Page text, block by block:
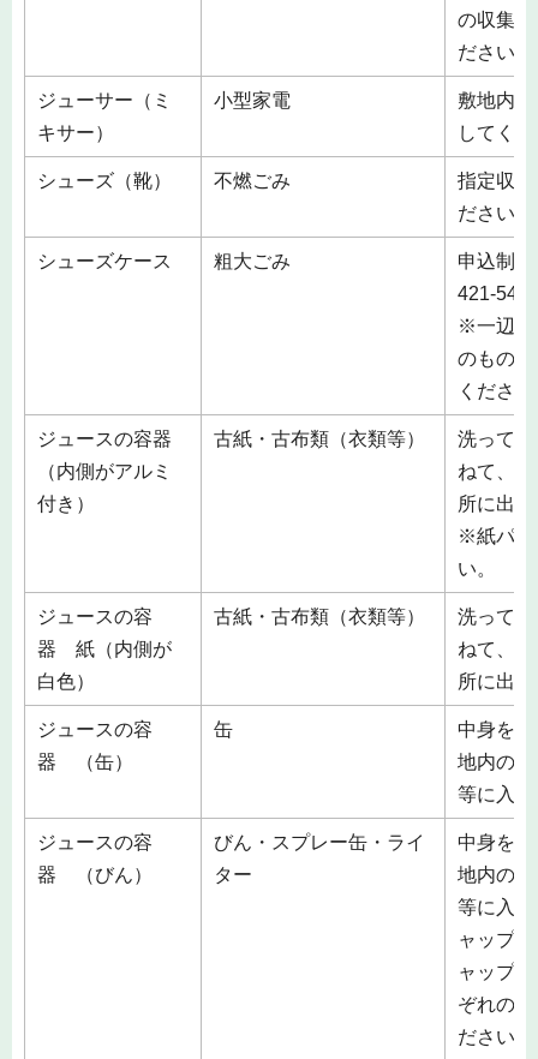
の収集
ださい。
ジューサー（ミ
キサー）
小型家電
敷地内
してく
シューズ（靴） 不燃ごみ
指定収
ださい。
シューズケース 粗大ごみ
申込制
421-
※一辺が
のもの
くださ
ジュースの容器
（内側がアルミ
付き）
古紙・古布類（衣類等）
洗って
ねて、
所に出
※紙パッ
い。
ジュースの容
器 紙（内側が
白色）
古紙・古布類（衣類等）
洗って
ねて、
所に出
ジュースの容
器 （缶）
缶
中身を
地内の
等に入
ジュースの容
器 （びん）
びん・スプレー缶・ライ
ター
中身を
地内の
等に入
ャップ
ャップ
ぞれの
ださい。